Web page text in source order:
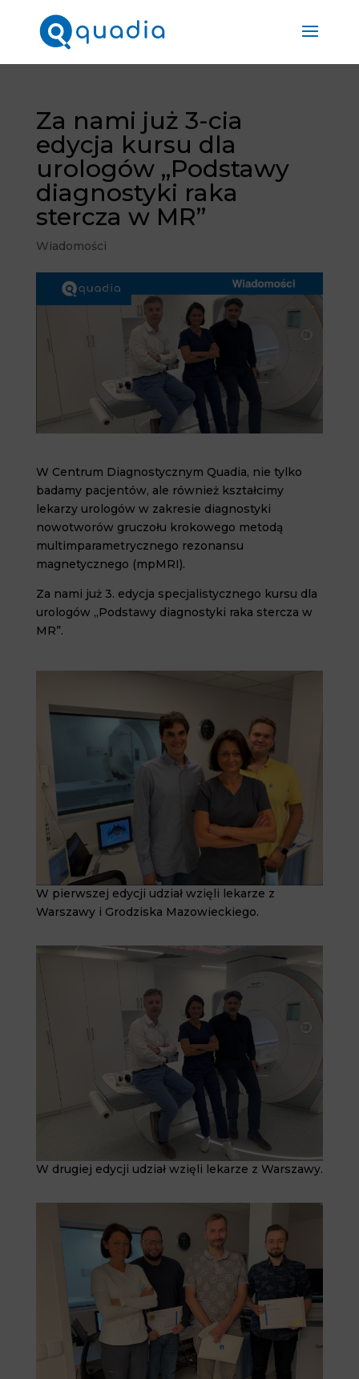
Za nami już 3-cia
edycja kursu dla
urologów „Podstawy
diagnostyki raka
stercza w MR”
Wiadomości
W Centrum Diagnostycznym Quadia, nie tylko
badamy pacjentów, ale również kształcimy
lekarzy urologów w zakresie diagnostyki
nowotworów gruczołu krokowego metodą
multimparametrycznego rezonansu
magnetycznego (mpMRI).
Za nami już 3. edycja specjalistycznego kursu dla
urologów „Podstawy diagnostyki raka stercza w
MR”.
W pierwszej edycji udział wzięli lekarze z
Warszawy i Grodziska Mazowieckiego.
W drugiej edycji udział wzięli lekarze z Warszawy.